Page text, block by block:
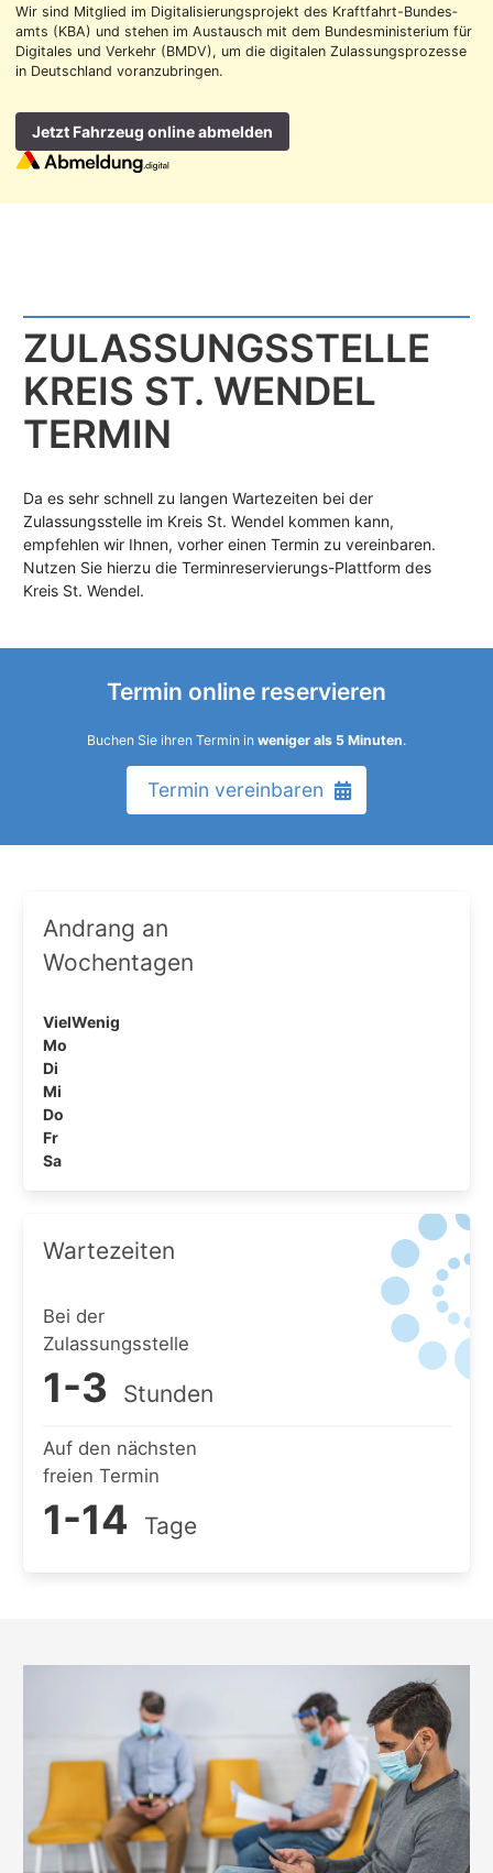
Wir sind Mitglied im Digitalisierungs­projekt des Kraft­fahrt-Bundes­
amts (KBA) und stehen im Aus­tausch mit dem Bundes­ministerium für
Digitales und Verkehr (BMDV), um die digitalen Zulassungs­prozesse
in Deutschland voran­zubringen.
Jetzt Fahrzeug online abmelden
ZULASSUNGS­STELLE
KREIS ST. WENDEL
TERMIN
Da es sehr schnell zu langen Wartezeiten bei der
Zulassungsstelle im Kreis St. Wendel kommen kann,
empfehlen wir Ihnen, vorher einen Termin zu vereinbaren.
Nutzen Sie hierzu die Terminreservierungs-Plattform des
Kreis St. Wendel.
Termin online reservieren
Buchen Sie ihren Termin in weniger als 5 Minuten.
Termin vereinbaren
Andrang an
Wochentagen
VielWenig
Mo
Di
Mi
Do
Fr
Sa
Wartezeiten
Bei der
Zulassungsstelle
1-3 Stunden
Auf den nächsten
freien Termin
1-14 Tage